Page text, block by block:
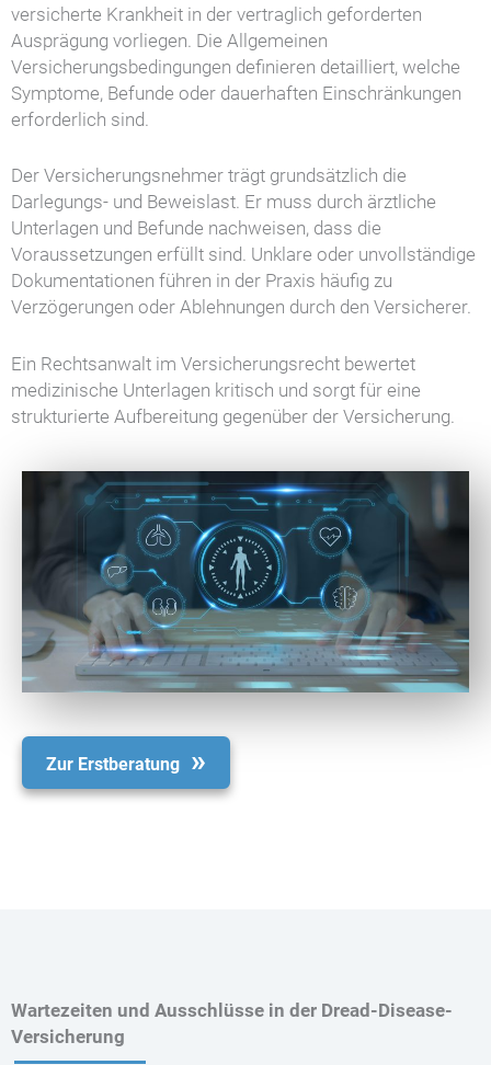
versicherte Krankheit in der vertraglich geforderten
Ausprägung vorliegen. Die Allgemeinen
Versicherungsbedingungen definieren detailliert, welche
Symptome, Befunde oder dauerhaften Einschränkungen
erforderlich sind.
Der Versicherungsnehmer trägt grundsätzlich die
Darlegungs- und Beweislast. Er muss durch ärztliche
Unterlagen und Befunde nachweisen, dass die
Voraussetzungen erfüllt sind. Unklare oder unvollständige
Dokumentationen führen in der Praxis häufig zu
Verzögerungen oder Ablehnungen durch den Versicherer.
Ein Rechtsanwalt im Versicherungsrecht bewertet
medizinische Unterlagen kritisch und sorgt für eine
strukturierte Aufbereitung gegenüber der Versicherung.
Zur Erstberatung
Wartezeiten und Ausschlüsse in der Dread-Disease-
Versicherung